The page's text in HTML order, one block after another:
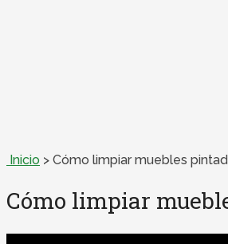
Inicio > Cómo limpiar muebles
Cómo limpiar